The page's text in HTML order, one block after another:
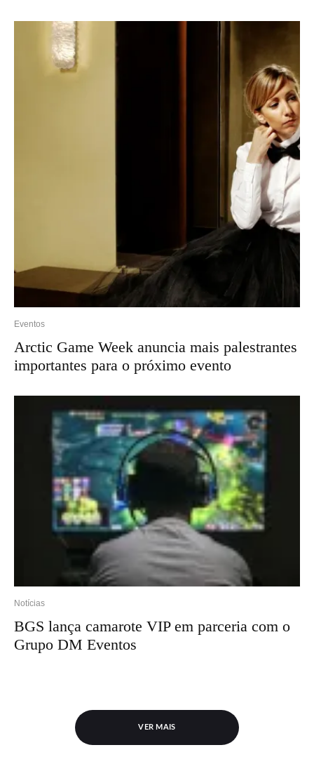
Eventos
Arctic Game Week anuncia mais palestrantes
importantes para o próximo evento
Notícias
BGS lança camarote VIP em parceria com o
Grupo DM Eventos
VER MAIS